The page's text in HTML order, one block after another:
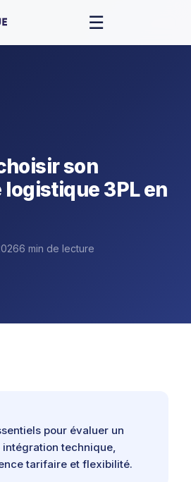
☰
son
3PL en
6 min de lecture
pour évaluer un
intégration technique,
tarifaire et flexibilité.